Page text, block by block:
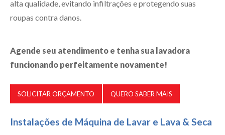
alta qualidade, evitando infiltrações e protegendo suas
roupas contra danos.
Agende seu atendimento e tenha sua lavadora
funcionando perfeitamente novamente!
SOLICITAR ORÇAMENTO QUERO SABER MAIS
Instalações de Máquina de Lavar e Lava & Seca